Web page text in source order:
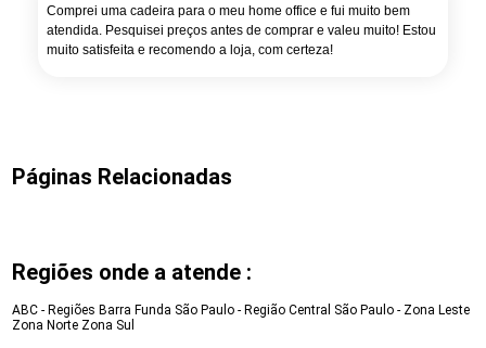
Comprei uma cadeira para o meu home office e fui muito bem
atendida. Pesquisei preços antes de comprar e valeu muito! Estou
muito satisfeita e recomendo a loja, com certeza!
Páginas Relacionadas
Regiões onde a atende :
ABC - Regiões Barra Funda São Paulo - Região Central São Paulo - Zona Leste
Zona Norte Zona Sul